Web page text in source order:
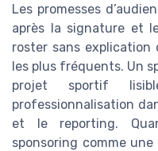
Les promesses
après la signature et
roster sans explication
les plus fréquents. Un
projet sportif
professionnalisation
et le reporting.
sponsoring comme